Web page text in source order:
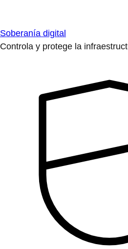
Soberanía digital
Controla y protege la